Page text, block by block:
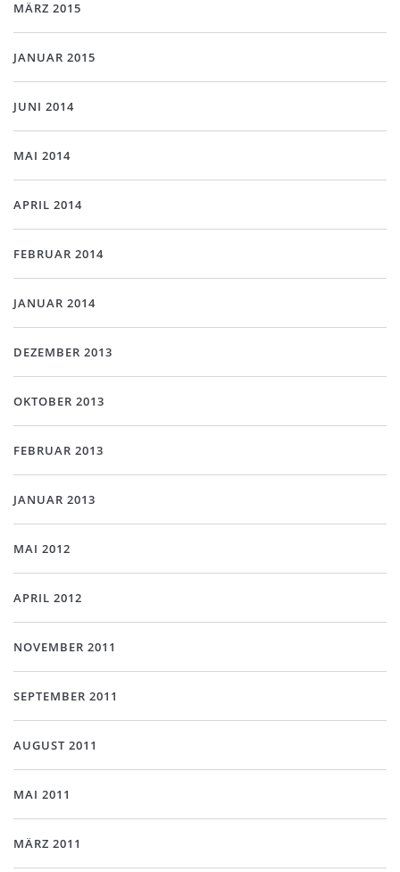
MÄRZ 2015
JANUAR 2015
JUNI 2014
MAI 2014
APRIL 2014
FEBRUAR 2014
JANUAR 2014
DEZEMBER 2013
OKTOBER 2013
FEBRUAR 2013
JANUAR 2013
MAI 2012
APRIL 2012
NOVEMBER 2011
SEPTEMBER 2011
AUGUST 2011
MAI 2011
MÄRZ 2011